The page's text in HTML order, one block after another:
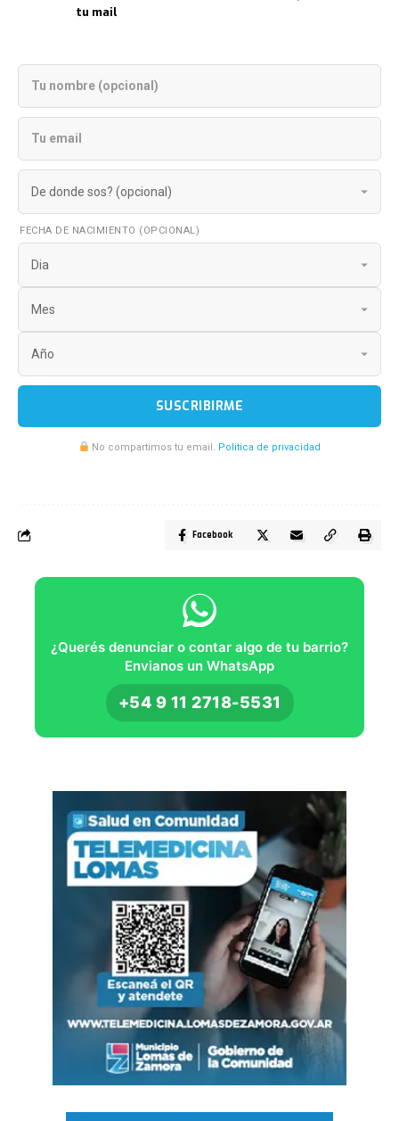
tu mail
FECHA DE NACIMIENTO (OPCIONAL)
SUSCRIBIRME
No compartimos tu email. Politica de privacidad
Facebook
¿Querés denunciar o contar algo de tu barrio?
Envianos un WhatsApp
+54 9 11 2718-5531